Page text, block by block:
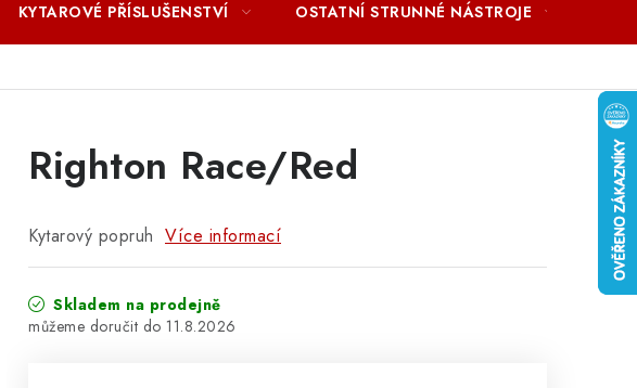
KYTAROVÉ PŘÍSLUŠENSTVÍ OSTATNÍ STRUNNÉ NÁSTROJE
Righton Race/Red
Kytarový popruh Více informací
Skladem na prodejně
11.8.2026